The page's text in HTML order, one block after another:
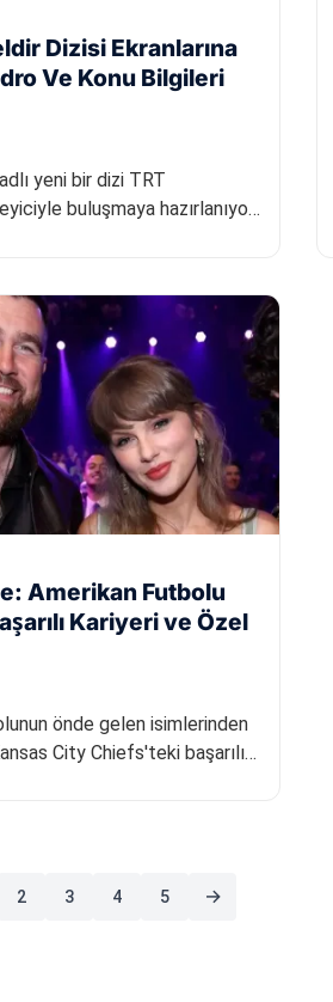
Dizisi Ekranlarına
Ve Konu Bilgileri
yeni bir dizi TRT
buluşmaya hazırlanıyor.
Amerikan Futbolu
Kariyeri ve Özel
önde gelen isimlerinden
City Chiefs'teki başarılı
2 3 4 5